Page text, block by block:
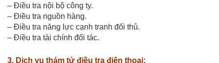
– Điều tra nội bộ công ty.
– Điều tra nguồn hàng.
– Điều tra năng lực cạnh tranh đối thủ.
– Điều tra tài chính đối tác.
3. Dịch vụ thám tử điều tra điện thoại: